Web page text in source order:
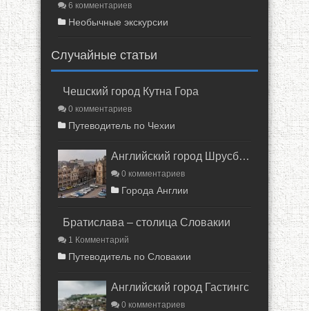
6 комментариев
Необычные экскурсии
Случайные статьи
Чешский город Кутна Гора
0 комментариев
Путеводитель по Чехии
Английский город Шрусбери
0 комментариев
Города Англии
Братислава – столица Словакии
1 Комментарий
Путеводитель по Словакии
Английский город Гастингс
0 комментариев